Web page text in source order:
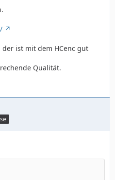
ist mit dem HCenc gut
Qualität.